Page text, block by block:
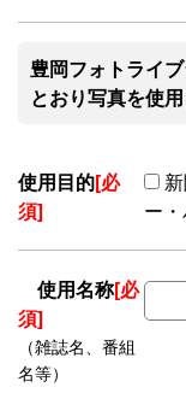
豊岡フォトライ
とおり写真を使用
使用目的[必
須]
ー
使用名称[必
須]
（雑誌名、番組
名等）